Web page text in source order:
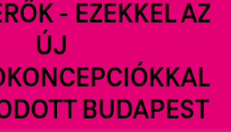
- EZEKKEL AZ
ÚJ
BUDAPEST